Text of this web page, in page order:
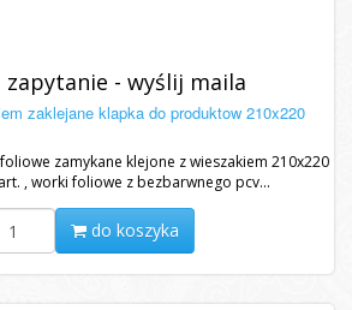
zapytanie - wyślij maila
zaklejane klapka do produktow 210x220
zamykane klejone z wieszakiem 210x220
, worki foliowe z bezbarwnego pcv...
do koszyka